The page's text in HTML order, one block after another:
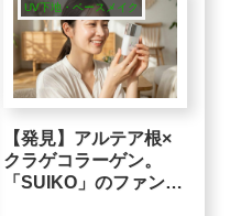
UV下地・ベースメイク
【発見】アルテア根×
クラゲコラーゲン。
「SUIKO」のファンデ